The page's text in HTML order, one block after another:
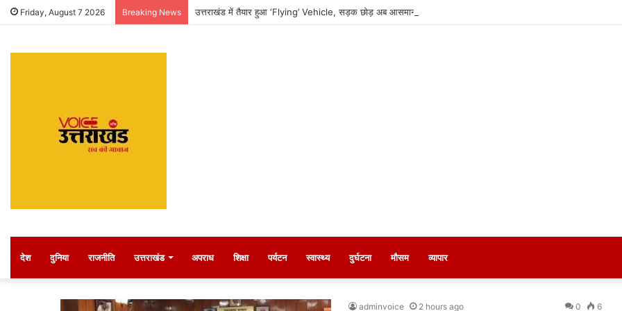
Friday, August 7 2026 Breaking News उत्तराखंड में तैयार हुआ ‘Flying’ Vehicle, सड़क छोड़ अब आसमान से घर पहुंचाएगी कार
देश दुनिया राजनीति उत्तराखंड अपराध शिक्षा पर्यटन स्वास्थ्य दुर्घटना मौसम व्यापार
adminvoice 2 hours ago 0 6